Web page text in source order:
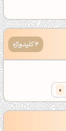
4 کلیدواژه
0